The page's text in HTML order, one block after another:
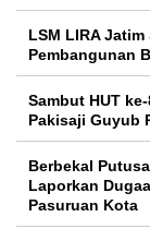
LSM LIRA
Pembangunan
Sambut HUT
Pakisaji Guyub
Berbekal
Laporkan
Pasuruan Kota